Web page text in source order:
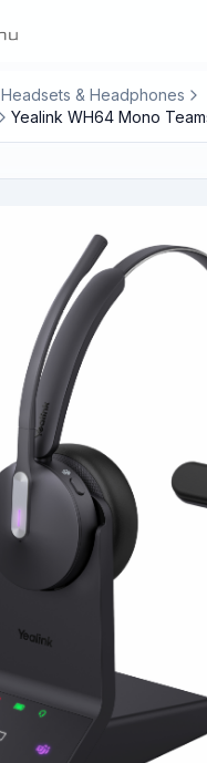
Headsets & Headphones
Yealink WH64 Mono